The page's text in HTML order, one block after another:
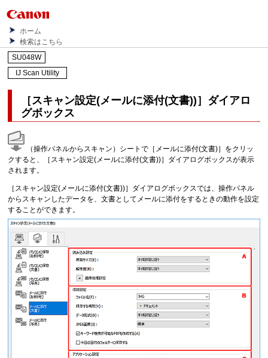
ホーム
検索はこちら
SU048W
IJ Scan Utility
［スキャン設定(メールに添付(文書))］ダイアロ
グボックス
（操作パネルからスキャン）シートで［ メールに添付(文書)］をクリッ
クすると、［ スキャン設定(メールに添付(文書))］ダイアログボックスが表示
されます。
［ スキャン設定(メールに添付(文書))］ダイアログボックスでは、操作パネル
からスキャンしたデータを、文書としてメールに添付をするときの動作を設定
することができます。